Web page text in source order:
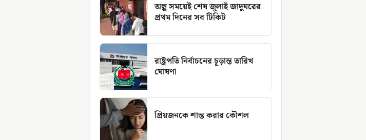
অল্প সময়েই শেষ জুলাই জাদুঘরের
প্রথম দিনের সব টিকিট
রাষ্ট্রপতি নির্বাচনের চূড়ান্ত তারিখ
ঘোষণা
প্রিয়জনকে শান্ত করার কৌশল